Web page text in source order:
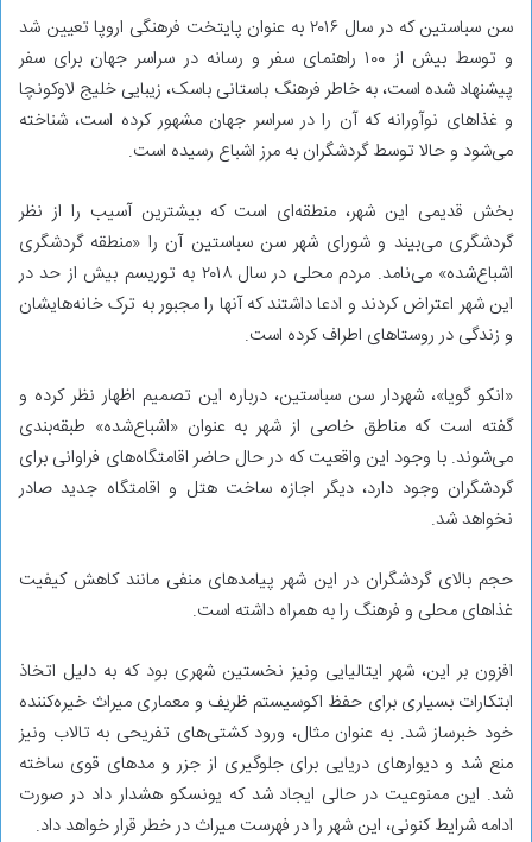
سن سباستین که در سال ۲۰۱۶ به عنوان پایتخت فرهنگی اروپا تعیین شد
و توسط بیش از ۱۰۰ راهنمای سفر و رسانه در سراسر جهان برای سفر
پیشنهاد شده است، به خاطر فرهنگ باستانی باسک، زیبایی خلیج لاوکونچا
و غذاهای نوآورانه که آن را در سراسر جهان مشهور کرده است، شناخته
می‌شود و حالا توسط گردشگران به مرز اشباع رسیده است.
بخش قدیمی این شهر، منطقه‌ای است که بیشترین آسیب را از نظر
گردشگری می‌بیند و شورای شهر سن سباستین آن را «منطقه گردشگری
اشباع‌شده» می‌نامد. مردم محلی در سال ۲۰۱۸ به توریسم بیش از حد در
این شهر اعتراض کردند و ادعا داشتند که آنها را مجبور به ترک خانه‌هایشان
و زندگی در روستاهای اطراف کرده است.
«انکو گویا»، شهردار سن سباستین، درباره این تصمیم اظهار نظر کرده و
گفته است که مناطق خاصی از شهر به عنوان «اشباع‌شده» طبقه‌بندی
می‌شوند. با وجود این واقعیت که در حال حاضر اقامتگاه‌های فراوانی برای
گردشگران وجود دارد، دیگر اجازه ساخت هتل و اقامتگاه جدید صادر
نخواهد شد.
حجم بالای گردشگران در این شهر پیامدهای منفی مانند کاهش کیفیت
غذاهای محلی و فرهنگ را به همراه داشته است.
افزون بر این، شهر ایتالیایی ونیز نخستین شهری بود که به دلیل اتخاذ
ابتکارات بسیاری برای حفظ اکوسیستم ظریف و معماری میراث خیره‌کننده
خود خبرساز شد. به عنوان مثال، ورود کشتی‌های تفریحی به تالاب ونیز
منع شد و دیوارهای دریایی برای جلوگیری از جزر و مدهای قوی ساخته
شد. این ممنوعیت در حالی ایجاد شد که یونسکو هشدار داد در صورت
ادامه شرایط کنونی، این شهر را در فهرست میراث در خطر قرار خواهد داد.